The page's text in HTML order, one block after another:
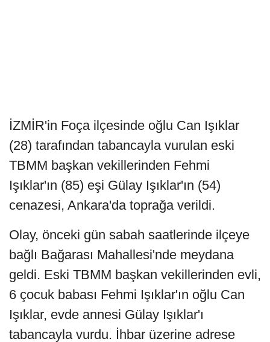
İZMİR'in Foça ilçesinde oğlu Can Işıklar
(28) tarafından tabancayla vurulan eski
TBMM başkan vekillerinden Fehmi
Işıklar'ın (85) eşi Gülay Işıklar'ın (54)
cenazesi, Ankara'da toprağa verildi.
Olay, önceki gün sabah saatlerinde ilçeye
bağlı Bağarası Mahallesi'nde meydana
geldi. Eski TBMM başkan vekillerinden evli,
6 çocuk babası Fehmi Işıklar'ın oğlu Can
Işıklar, evde annesi Gülay Işıklar'ı
tabancayla vurdu. İhbar üzerine adrese